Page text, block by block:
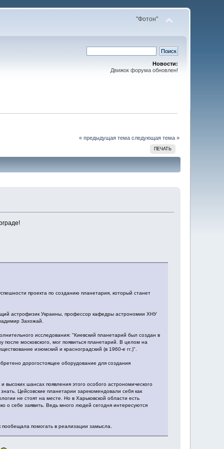
"Фотон"
Новости:
Движок форума обновлен!
« предыдущая тема следующая тема »
ПЕЧАТЬ
проекта по созданию планетария, который станет
астрофизик Украины, профессор кафедры астрономии ХНУ
Захожай.
исследования: "Киевский планетарий был создан в
после московского, мог появиться планетарий. В целом на
изюмский и красноградский (в 1960-е гг.)".
дорогостоящее оборудование для создания
высоких шансах появления этого особого астрономического
Цейсовские планетарии зарекомендовали себя как
не стоят на месте. Но в Харьковской области есть
о себе заявить. Ведь много людей сегодня интересуются
помогать в реализации замысла.